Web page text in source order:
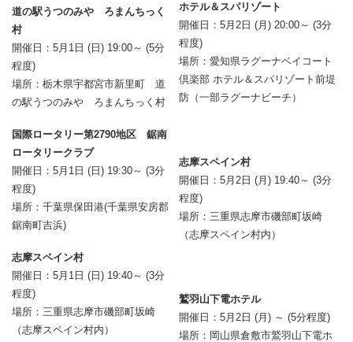
道の駅うつのみや ろまんちっく
村
開催日：5月1日 (日) 19:00～ (5分
程度)
場所：栃木県宇都宮市新里町 道
の駅うつのみや ろまんちっく村
国際ロータリー第2790地区 鋸南
ロータリークラブ
開催日：5月1日 (日) 19:30～ (3分
程度)
場所：千葉県保田港(千葉県安房郡
鋸南町吉浜)
志摩スペイン村
開催日：5月1日 (日) 19:40～ (3分
程度)
場所：三重県志摩市磯部町坂崎
（志摩スペイン村内）
ホテル＆スパリゾート
開催日：5月2日 (月) 20:00～ (3分
程度)
場所：愛知県ラグーナベイコート
倶楽部 ホテル＆スパリゾート前堤
防（一部ラグーナビーチ）
志摩スペイン村
開催日：5月2日 (月) 19:40～ (3分
程度)
場所：三重県志摩市磯部町坂崎
（志摩スペイン村内）
鷲羽山下電ホテル
開催日：5月2日 (月) ～ (5分程度)
場所：岡山県倉敷市鷲羽山下電ホ